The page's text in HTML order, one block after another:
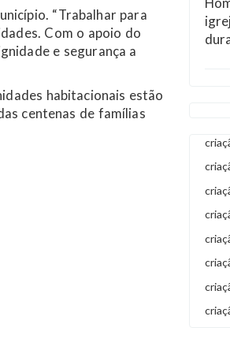
“Trabalhar para
Com o apoio do
e segurança a
habitacionais estão
centenas de famílias